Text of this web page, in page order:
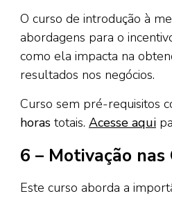
O curso de introdução à
abordagens para o
como ela impacta na
resultados nos negócios.
Curso sem pré-requisitos
horas totais. Acesse aqui
6 – Motivação nas
Este curso aborda a